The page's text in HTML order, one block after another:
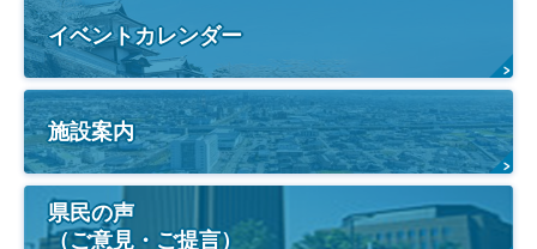
イベントカレンダー
施設案内
県民の声
（ご意見・ご提言）